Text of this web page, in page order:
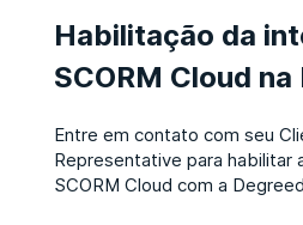
Habilitação da
SCORM Cloud
Entre em contato com seu
Representative para habilitar
SCORM Cloud com a